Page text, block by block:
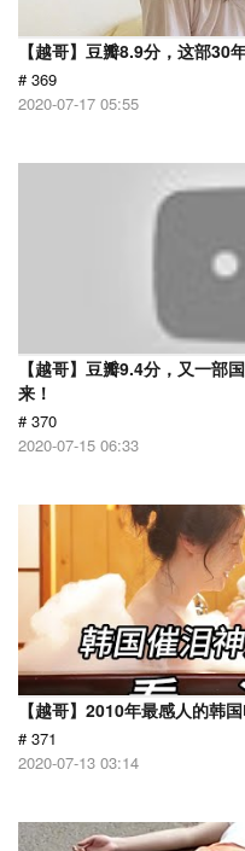
【越哥】豆瓣8.9分，这部30
# 369
2020-07-17 05:55
【越哥】豆瓣9.4分，又一部
来！
# 370
2020-07-15 06:33
【越哥】2010年最感人的韩
# 371
2020-07-13 03:14